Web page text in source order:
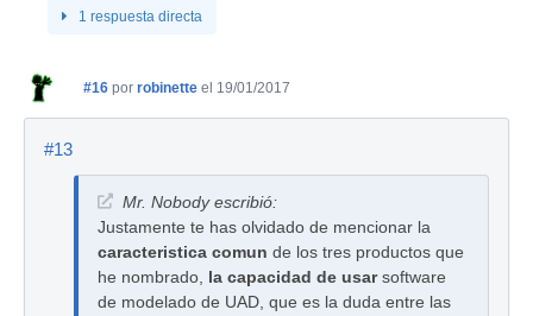
1 respuesta directa
#16 por robinette el 19/01/2017
#13
Mr. Nobody escribió:
Justamente te has olvidado de mencionar la
caracteristica comun de los tres productos que
he nombrado, la capacidad de usarsoftware
de modelado de UAD, que es la duda entre las